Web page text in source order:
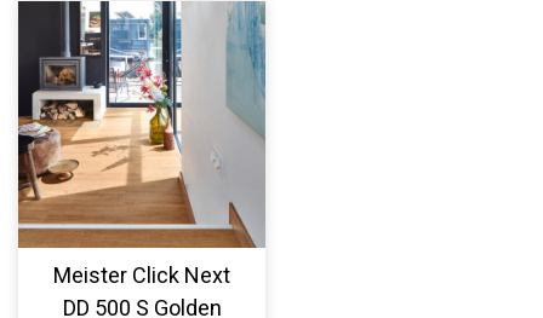
Meister Click Next
DD 500 S Golden